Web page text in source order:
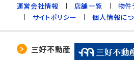
運営会社情報 店舗一覧
物件
サイトポリシー
個人情報に
三好不動産